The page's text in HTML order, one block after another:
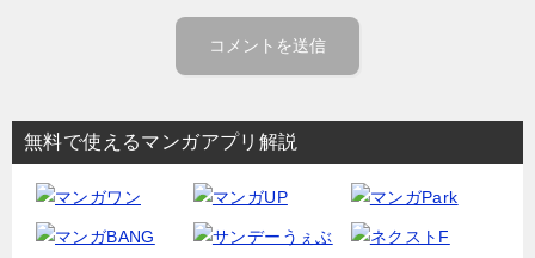
無料で使えるマンガアプリ解説